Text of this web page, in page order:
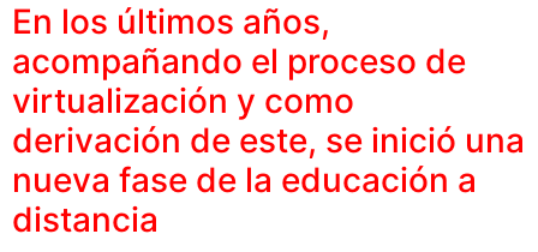
En los últimos años,
acompañando el proceso de
virtualización y como
derivación de este, se inició una
nueva fase de la educación a
distancia